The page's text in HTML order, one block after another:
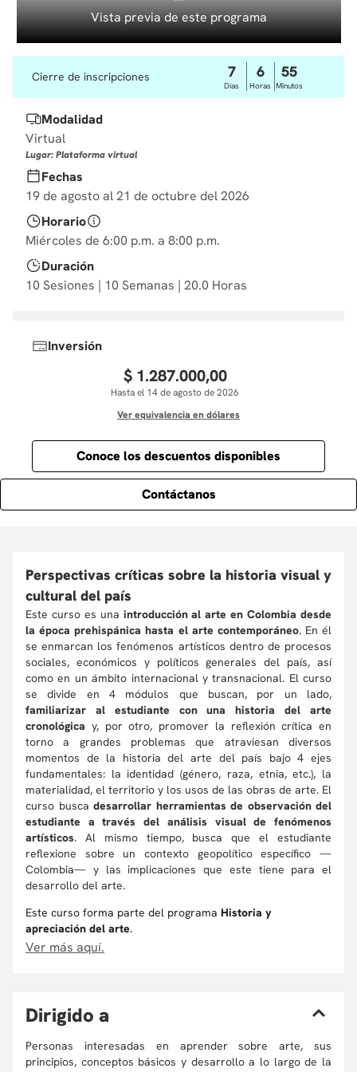
10. derecho Vista previa de este programa
Cierre de inscripciones 7
Días
6
Horas
55
Minutos
Modalidad
Virtual
Lugar: Plataforma virtual
Fechas
19 de agosto al 21 de octubre del 2026
Horario
Miércoles de 6:00 p.m. a 8:00 p.m.
Duración
10 Sesiones | 10 Semanas | 20.0 Horas
Inversión
$ 1.287.000,00
Hasta el 14 de agosto de 2026
Ver equivalencia en dólares
Conoce los descuentos disponibles
Contáctanos
Perspectivas críticas sobre la historia visual y
cultural del país
Este curso es una introducción al arte en Colombia desde
la época prehispánica hasta el arte contemporáneo. En él
se enmarcan los fenómenos artísticos dentro de procesos
sociales, económicos y políticos generales del país, así
como en un ámbito internacional y transnacional. El curso
se divide en 4 módulos que buscan, por un lado,
familiarizar al estudiante con una historia del arte
cronológica y, por otro, promover la reflexión crítica en
torno a grandes problemas que atraviesan diversos
momentos de la historia del arte del país bajo 4 ejes
fundamentales: la identidad (género, raza, etnia, etc.), la
materialidad, el territorio y los usos de las obras de arte. El
curso busca desarrollar herramientas de observación del
estudiante a través del análisis visual de fenómenos
artísticos. Al mismo tiempo, busca que el estudiante
reflexione sobre un contexto geopolítico específico —
Colombia— y las implicaciones que este tiene para el
desarrollo del arte.
Este curso forma parte del programa Historia y
apreciación del arte.
Ver más aquí.
Dirigido a
Personas interesadas en aprender sobre arte, sus
principios, conceptos básicos y desarrollo a lo largo de la